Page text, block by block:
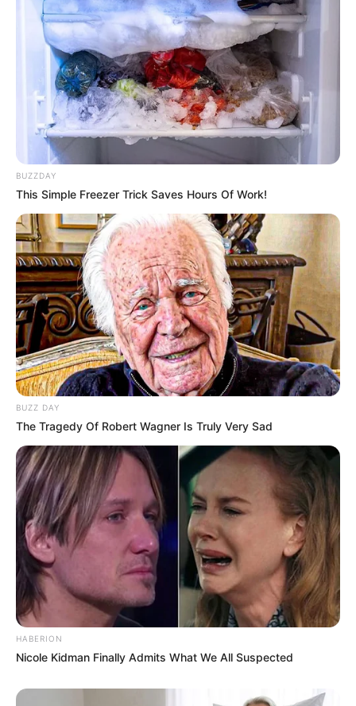
BUZZDAY
This Simple Freezer Trick Saves Hours Of Work!
BUZZ DAY
The Tragedy Of Robert Wagner Is Truly Very Sad
HABERION
Nicole Kidman Finally Admits What We All Suspected